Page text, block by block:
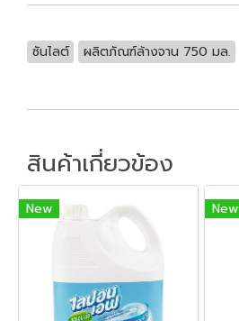
ซันไลต์ ผลิตภัณฑ์ล้างจาน 750 มล.
สินค้าเกี่ยวข้อง
New New